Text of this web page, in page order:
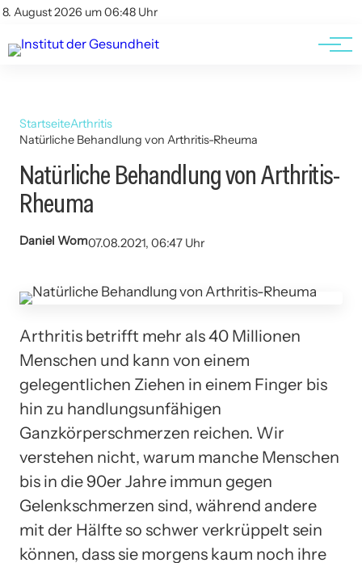
8. August 2026 um 06:48 Uhr
Kontakt
Kontakt
AGBs
StartseiteArthritis
Natürliche Behandlung von Arthritis-Rheuma
Natürliche Behandlung von Arthritis-
Rheuma
Daniel Wom07.08.2021, 06:47 Uhr
Arthritis betrifft mehr als 40 Millionen
Menschen und kann von einem
gelegentlichen Ziehen in einem Finger bis
hin zu handlungsunfähigen
Ganzkörperschmerzen reichen. Wir
verstehen nicht, warum manche Menschen
bis in die 90er Jahre immun gegen
Gelenkschmerzen sind, während andere
mit der Hälfte so schwer verkrüppelt sein
können, dass sie morgens kaum noch ihre